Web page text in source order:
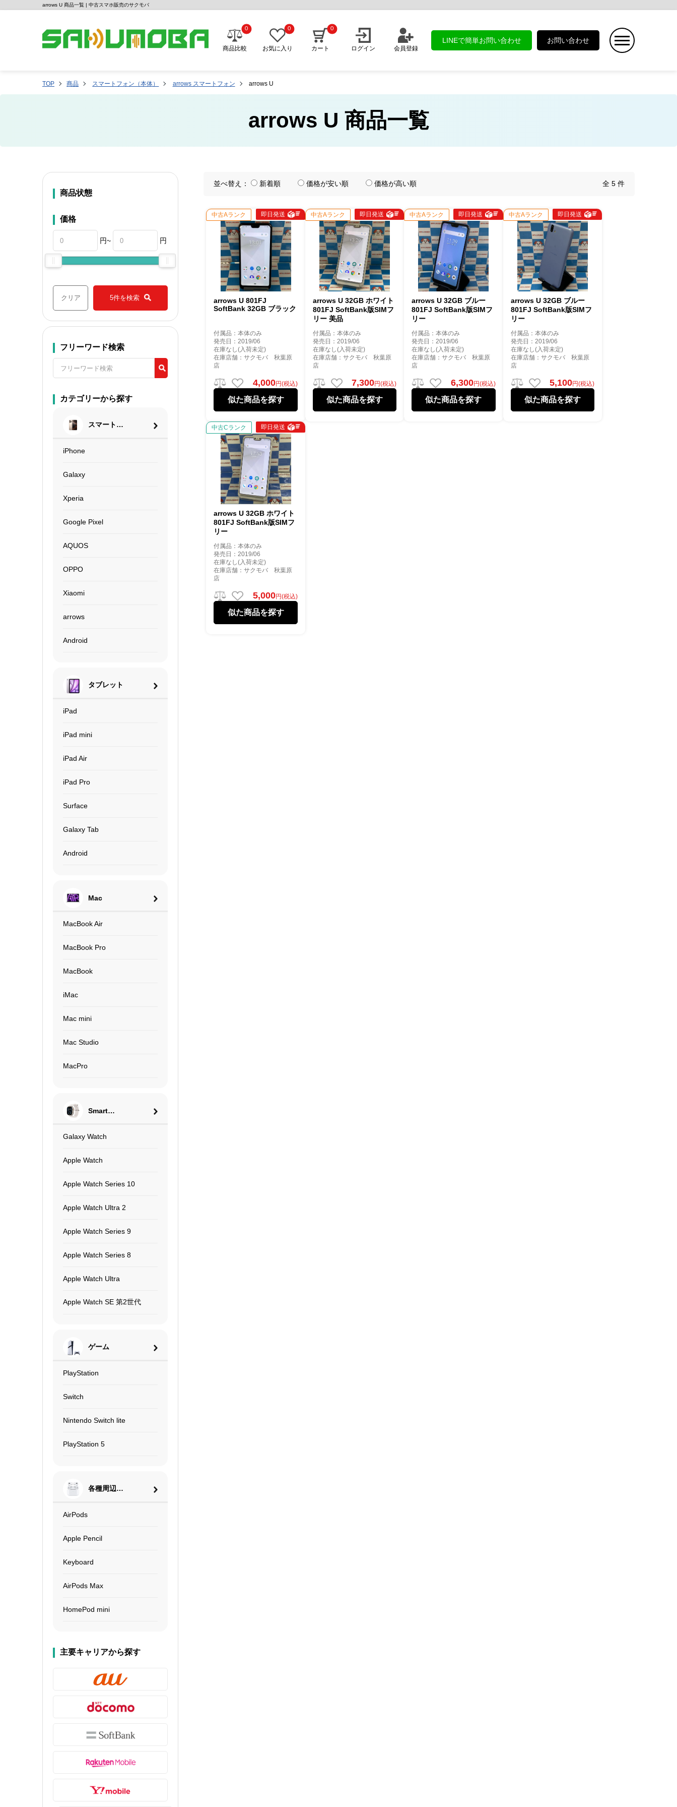
arrows U 商品一覧 | 中古スマホ販売のサクモバ
商品比較
0
お気に入り
0
カート
0
ログイン 会員登録
LINEで簡単お問い合わせ お問い合わせ
TOP 商品 スマートフォン（本体） arrows スマートフォン arrows U
arrows U 商品一覧
商品状態
価格
円~ 円
クリア 5件を検索
フリーワード検索
カテゴリーから探す
スマートフ
iPhone
Galaxy
Xperia
Google Pixel
AQUOS
OPPO
Xiaomi
arrows
Android
タブレット
iPad
iPad mini
iPad Air
iPad Pro
Surface
Galaxy Tab
Android
Mac
MacBook Air
MacBook Pro
MacBook
iMac
Mac mini
Mac Studio
MacPro
Smart
Galaxy Watch
Apple Watch
Apple Watch Series 10
Apple Watch Ultra 2
Apple Watch Series 9
Apple Watch Series 8
Apple Watch Ultra
Apple Watch SE 第2世代
ゲーム
PlayStation
Switch
Nintendo Switch lite
PlayStation 5
各種周辺機
AirPods
Apple Pencil
Keyboard
AirPods Max
HomePod mini
主要キャリアから探す
並べ替え： 新着順 価格が安い順 価格が高い順 全 5 件
中古Aランク 即日発送
arrows U 801FJ
SoftBank 32GB ブラック
付属品：本体のみ
発売日：2019/06
在庫なし(入荷未定)
在庫店舗：サクモバ 秋葉原
店
4,000円(税込)
似た商品を探す
中古Aランク 即日発送
arrows U 32GB ホワイト
801FJ SoftBank版SIMフ
リー 美品
付属品：本体のみ
発売日：2019/06
在庫なし(入荷未定)
在庫店舗：サクモバ 秋葉原
店
7,300円(税込)
似た商品を探す
中古Aランク 即日発送
arrows U 32GB ブルー
801FJ SoftBank版SIMフ
リー
付属品：本体のみ
発売日：2019/06
在庫なし(入荷未定)
在庫店舗：サクモバ 秋葉原
店
6,300円(税込)
似た商品を探す
中古Aランク 即日発送
arrows U 32GB ブルー
801FJ SoftBank版SIMフ
リー
付属品：本体のみ
発売日：2019/06
在庫なし(入荷未定)
在庫店舗：サクモバ 秋葉原
店
5,100円(税込)
似た商品を探す
中古Cランク 即日発送
arrows U 32GB ホワイト
801FJ SoftBank版SIMフ
リー
付属品：本体のみ
発売日：2019/06
在庫なし(入荷未定)
在庫店舗：サクモバ 秋葉原
店
5,000円(税込)
似た商品を探す